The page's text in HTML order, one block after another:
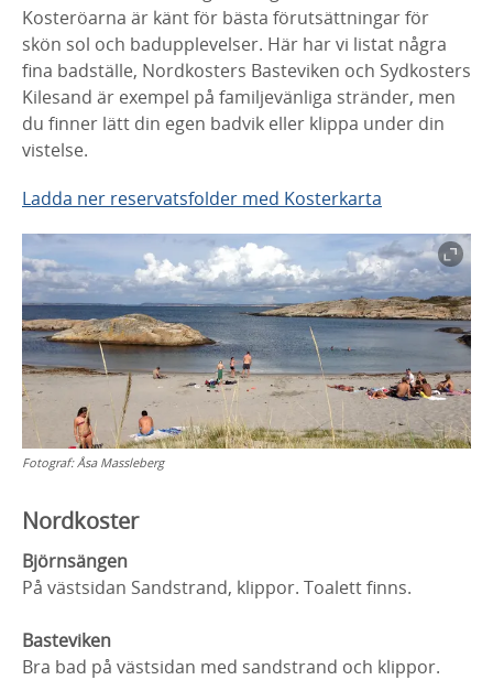
Kosteröarna är känt för bästa förutsättningar för
skön sol och badupplevelser. Här har vi listat några
fina badställe, Nordkosters Basteviken och Sydkosters
Kilesand är exempel på familjevänliga stränder, men
du finner lätt din egen badvik eller klippa under din
vistelse.
Ladda ner reservatsfolder med Kosterkarta
Fotograf: Åsa Massleberg
Nordkoster
Björnsängen
På västsidan Sandstrand, klippor. Toalett finns.
Basteviken
Bra bad på västsidan med sandstrand och klippor.